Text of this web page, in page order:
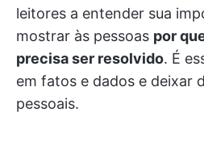
leitores a entender sua
mostrar às pessoas por
precisa ser resolvido. É
em fatos e dados e deixar
pessoais.